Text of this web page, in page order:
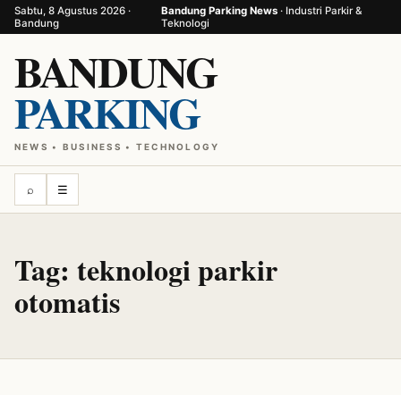
Sabtu, 8 Agustus 2026 ·
Bandung
Bandung Parking News· Industri Parkir &
Teknologi
BANDUNG
PARKING
NEWS • BUSINESS • TECHNOLOGY
⌕ ☰
Tag: teknologi parkir
otomatis